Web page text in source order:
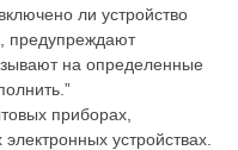
ли устройство
предупреждают
на определенные
приборах,
устройствах.